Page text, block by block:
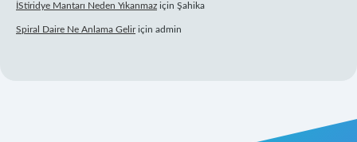
İStiridye Mantarı Neden Yıkanmaz için Şahika
Spiral Daire Ne Anlama Geliriçin admin